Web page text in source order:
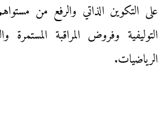
على التكوين الذاتي والرفع من
التوليفية وفروض المراقبة المستمرة
الرياضيات.